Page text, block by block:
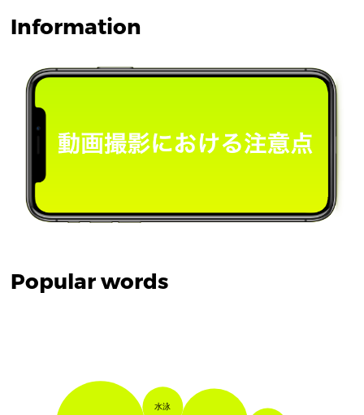
Information
Popular words
水泳